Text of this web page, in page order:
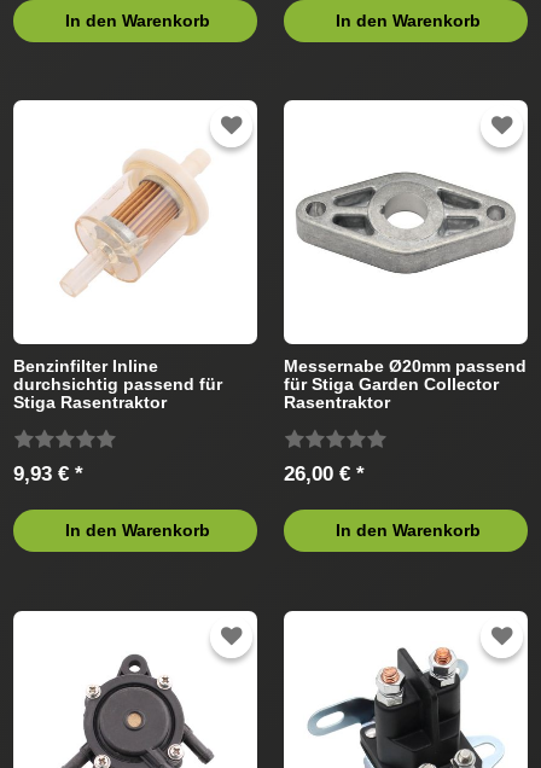
In den Warenkorb In den Warenkorb
Benzinfilter Inline
durchsichtig passend für
Stiga Rasentraktor
9,93 € *
In den Warenkorb
Messernabe Ø20mm passend
für Stiga Garden Collector
Rasentraktor
26,00 € *
In den Warenkorb